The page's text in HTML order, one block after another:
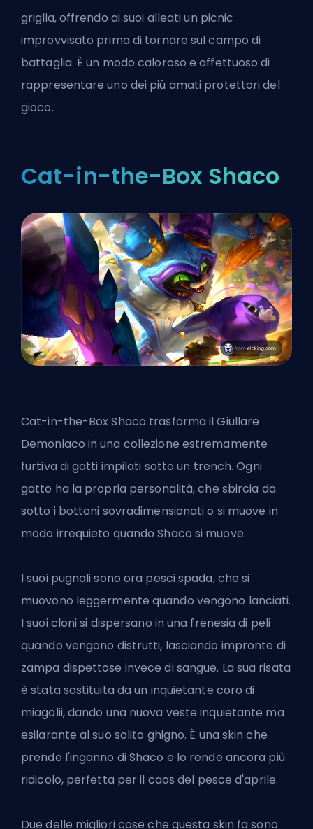
griglia, offrendo ai suoi alleati un picnic
improvvisato prima di tornare sul campo di
battaglia. È un modo caloroso e affettuoso di
rappresentare uno dei più amati protettori del
gioco.
Cat-in-the-Box Shaco
Cat-in-the-Box Shaco trasforma il Giullare
Demoniaco in una collezione estremamente
furtiva di gatti impilati sotto un trench. Ogni
gatto ha la propria personalità, che sbircia da
sotto i bottoni sovradimensionati o si muove in
modo irrequieto quando Shaco si muove.
I suoi pugnali sono ora pesci spada, che si
muovono leggermente quando vengono lanciati.
I suoi cloni si dispersano in una frenesia di peli
quando vengono distrutti, lasciando impronte di
zampa dispettose invece di sangue. La sua risata
è stata sostituita da un inquietante coro di
miagolii, dando una nuova veste inquietante ma
esilarante al suo solito ghigno. È una skin che
prende l'inganno di Shaco e lo rende ancora più
ridicolo, perfetta per il caos del pesce d'aprile.
Due delle migliori cose che questa skin fa sono